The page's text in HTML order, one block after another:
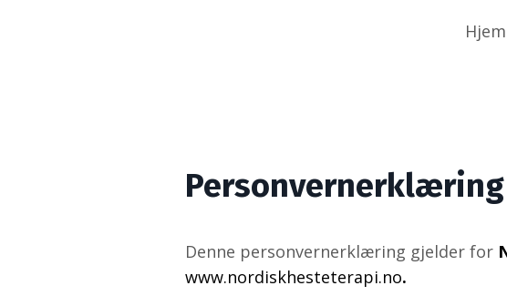
Hjem
Denne personvernerklæring gjelder for
www.nordiskhesteterapi.no.